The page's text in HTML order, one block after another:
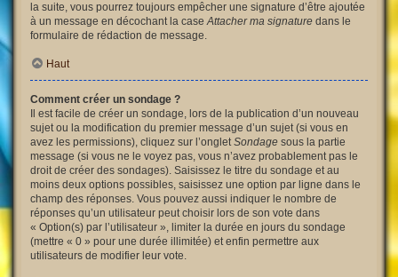
la suite, vous pourrez toujours empêcher une signature d’être ajoutée
à un message en décochant la caseAttacher ma signature dans le
formulaire de rédaction de message.
Haut
Comment créer un sondage ?
Il est facile de créer un sondage, lors de la publication d’un nouveau
sujet ou la modification du premier message d’un sujet (si vous en
avez les permissions), cliquez sur l’ongletSondage sous la partie
message (si vous ne le voyez pas, vous n’avez probablement pas le
droit de créer des sondages). Saisissez le titre du sondage et au
moins deux options possibles, saisissez une option par ligne dans le
champ des réponses. Vous pouvez aussi indiquer le nombre de
réponses qu’un utilisateur peut choisir lors de son vote dans
« Option(s) par l’utilisateur », limiter la durée en jours du sondage
(mettre « 0 » pour une durée illimitée) et enfin permettre aux
utilisateurs de modifier leur vote.